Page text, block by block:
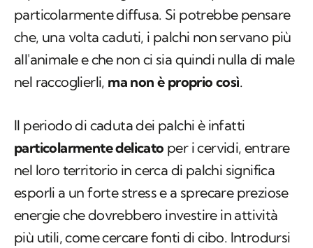
esplicitamente regolamentata e perciò
particolarmente diffusa. Si potrebbe pensare
che, una volta caduti, i palchi non servano più
all'animale e che non ci sia quindi nulla di male
Il periodo di caduta dei palchi è infatti
particolarmente delicatoper i cervidi, entrare
nel loro territorio in cerca di palchi significa
esporli a un forte stress e a sprecare preziose
energie che dovrebbero investire in attività